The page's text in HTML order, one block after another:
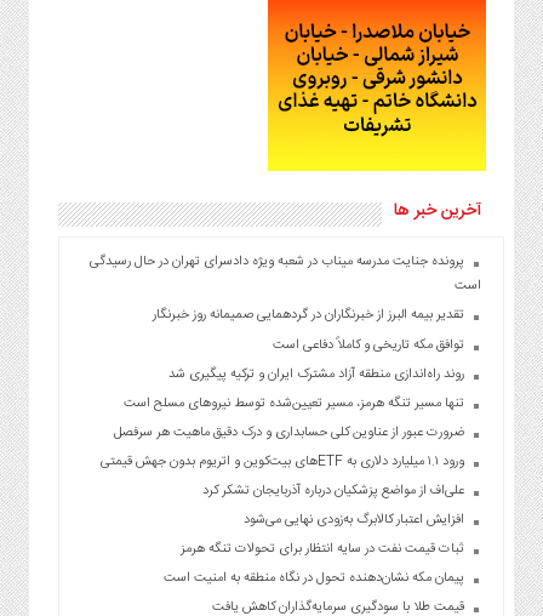
آخرین خبر ها
پرونده جنایت مدرسه میناب در شعبه ویژه دادسرای تهران در حال رسیدگی
است
تقدیر بیمه البرز از خبرنگاران در گردهمایی صمیمانه روز خبرنگار
توافق مکه تاریخی و کاملاً دفاعی است
روند راه‌اندازی منطقه آزاد مشترک ایران و ترکیه پیگیری شد
تنها مسیر تنگه هرمز، مسیر تعیین‌شده توسط نیروهای مسلح است
ضرورت عبور از عناوین کلی حسابداری و درک دقیق ماهیت هر سرفصل
ورود ۱.۱ میلیارد دلاری به ETFهای بیت‌کوین و اتریوم بدون جهش قیمتی
علی‌اف از مواضع پزشکیان درباره آذربایجان تشکر کرد
افزایش اعتبار کالابرگ به‌زودی نهایی می‌شود
ثبات قیمت نفت در سایه انتظار برای تحولات تنگه هرمز
پیمان مکه نشان‌دهنده تحول در نگاه منطقه به امنیت است
قیمت طلا با سودگیری سرمایه‌گذاران کاهش یافت